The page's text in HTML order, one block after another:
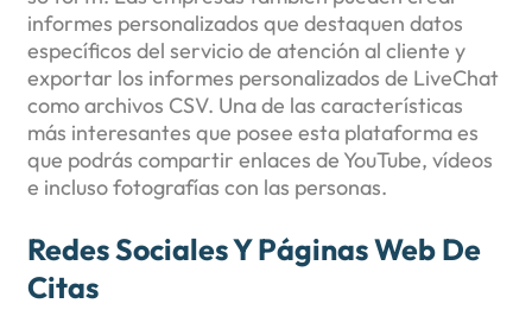
informes personalizados que destaquen datos
específicos del servicio de atención al cliente y
exportar los informes personalizados de LiveChat
como archivos CSV. Una de las características
más interesantes que posee esta plataforma es
que podrás compartir enlaces de YouTube, vídeos
e incluso fotografías con las personas.
Redes Sociales Y Páginas Web De
Citas